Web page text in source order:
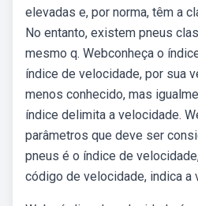
elevadas e, por norma, têm a
No entanto, existem pneus
mesmo q. Webconheça o
índice de velocidade, por sua
menos conhecido, mas
índice delimita a velocidade.
parâmetros que deve ser
pneus é o índice de
código de velocidade, indica a